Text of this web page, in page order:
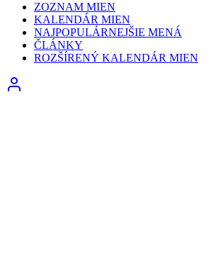
ZOZNAM MIEN
KALENDÁR MIEN
NAJPOPULÁRNEJŠIE MENÁ
ČLÁNKY
ROZŠÍRENÝ KALENDÁR MIEN